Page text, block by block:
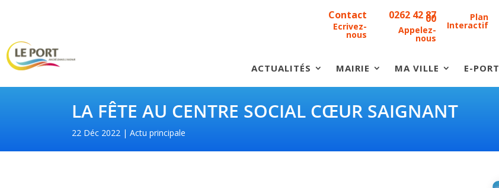
Contact
Ecrivez-
nous
0262 42 87
00
Appelez-
nous
Plan
Interactif
ACTUALITÉS MAIRIE MA VILLE E-PORT
LA FÊTE AU CENTRE SOCIAL CŒUR SAIGNANT
22 Déc 2022 Actu principale